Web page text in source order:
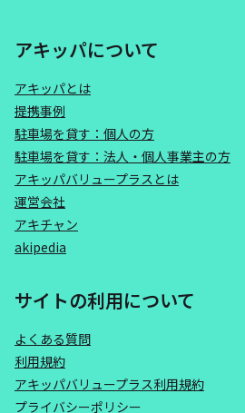
アキッパについて
アキッパとは
提携事例
駐車場を貸す：個人の方
駐車場を貸す：法人・個人事業主の方
アキッパバリュープラスとは
運営会社
アキチャン
akipedia
サイトの利用について
よくある質問
利用規約
アキッパバリュープラス利用規約
プライバシーポリシー